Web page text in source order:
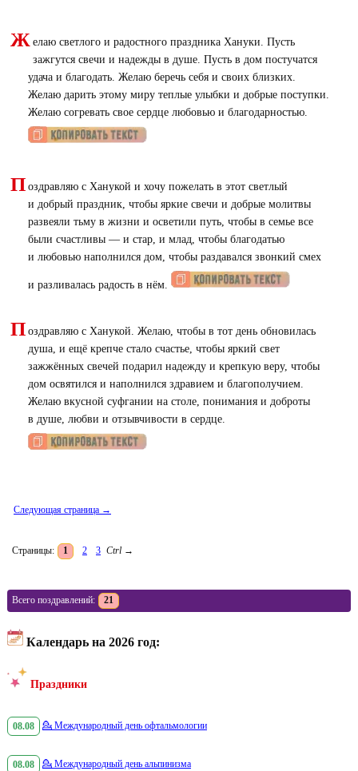
Ж елаю светлого и радостного праздника Хануки. Пусть
зажгутся свечи и надежды в душе. Пусть в дом постучатся
удача и благодать. Желаю беречь себя и своих близких.
Желаю дарить этому миру теплые улыбки и добрые поступки.
Желаю согревать свое сердце любовью и благодарностью.
П оздравляю с Ханукой и хочу пожелать в этот светлый
и добрый праздник, чтобы яркие свечи и добрые молитвы
развеяли тьму в жизни и осветили путь, чтобы в семье все
были счастливы — и стар, и млад, чтобы благодатью
и любовью наполнился дом, чтобы раздавался звонкий смех
и разливалась радость в нём.
П оздравляю с Ханукой. Желаю, чтобы в тот день обновилась
душа, и ещё крепче стало счастье, чтобы яркий свет
зажжённых свечей подарил надежду и крепкую веру, чтобы
дом освятился и наполнился здравием и благополучием.
Желаю вкусной суфгании на столе, понимания и доброты
в душе, любви и отзывчивости в сердце.
Следующая страница →
Страницы: 1 2 3 Ctrl →
Всего поздравлений: 21
Календарь на 2026 год:
Праздники
08.08 💁 Международный день офтальмологии
08.08 💁 Международный день альпинизма